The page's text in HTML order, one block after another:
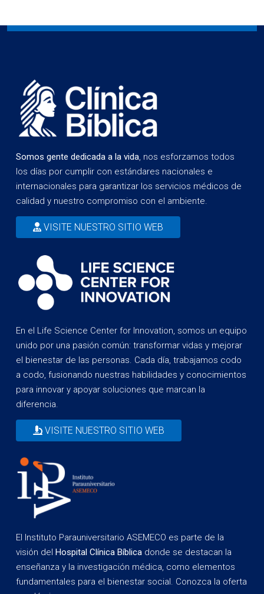
Somos gente dedicada a la vida, nos esforzamos todos
los días por cumplir con estándares nacionales e
internacionales para garantizar los servicios médicos de
calidad y nuestro compromiso con el ambiente.
VISITE NUESTRO SITIO WEB
En el Life Science Center for Innovation, somos un equipo
unido por una pasión común: transformar vidas y mejorar
el bienestar de las personas. Cada día, trabajamos codo
a codo, fusionando nuestras habilidades y conocimientos
para innovar y apoyar soluciones que marcan la
diferencia.
VISITE NUESTRO SITIO WEB
El Instituto Parauniversitario ASEMECO es parte de la
visión del Hospital Clínica Bíblica donde se destacan la
enseñanza y la investigación médica, como elementos
fundamentales para el bienestar social. Conozca la oferta